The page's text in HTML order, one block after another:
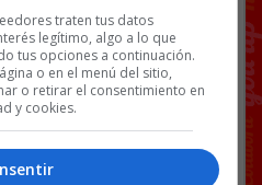
ofendidas?Pues
al otro 50% del
traten tus datos
legítimo, algo a lo que
tus opciones a continuación.
o en el menú del sitio,
o retirar el consentimiento en
y cookies.